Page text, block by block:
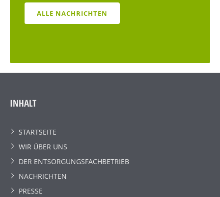
ALLE NACHRICHTEN
INHALT
STARTSEITE
WIR ÜBER UNS
DER ENTSORGUNGSFACHBETRIEB
NACHRICHTEN
PRESSE